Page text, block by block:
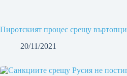
Пиротският процес срещу въртопци
20/11/2021